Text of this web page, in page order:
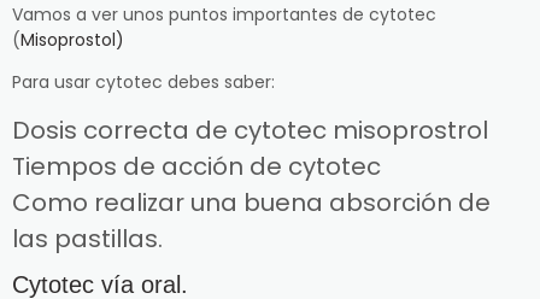
Vamos a ver unos puntos importantes de cytotec
(Misoprostol)
Para usar cytotec debes saber:
Dosis correcta de cytotec misoprostrol
Tiempos de acción de cytotec
Como realizar una buena absorción de
las pastillas.
Cytotec vía oral.